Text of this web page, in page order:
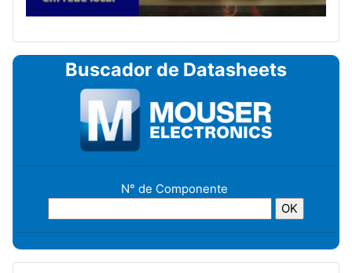
Buscador de Datasheets
N° de Componente